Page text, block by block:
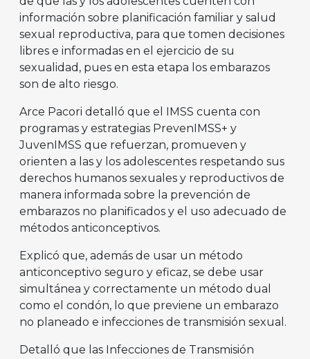
información sobre planificación familiar y salud
sexual reproductiva, para que tomen decisiones
libres e informadas en el ejercicio de su
sexualidad, pues en esta etapa los embarazos
son de alto riesgo.
Arce Pacori detalló que el IMSS cuenta con
programas y estrategias PrevenIMSS+ y
JuvenIMSS que refuerzan, promueven y
orienten a las y los adolescentes respetando sus
derechos humanos sexuales y reproductivos de
manera informada sobre la prevención de
embarazos no planificados y el uso adecuado de
métodos anticonceptivos.
Explicó que, además de usar un método
anticonceptivo seguro y eficaz, se debe usar
simultánea y correctamente un método dual
como el condón, lo que previene un embarazo
no planeado e infecciones de transmisión sexual.
Detalló que las Infecciones de Transmisión